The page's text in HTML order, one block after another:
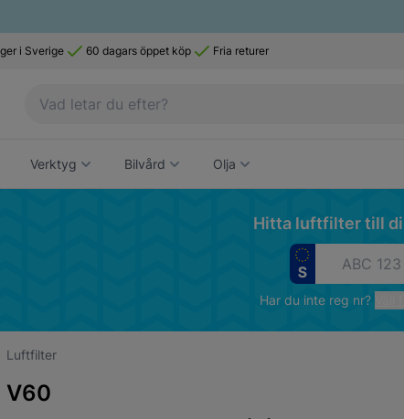
i Sverige 60 dagars öppet köp Fria returer
Verktyg Bilvård Olja
Hitta luftfilter till
Har du inte reg nr?
Luftfilter
V60